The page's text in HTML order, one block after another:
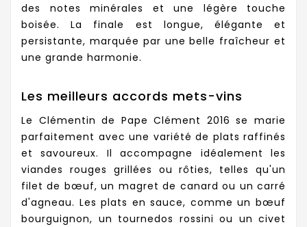
des notes minérales et une légère touche
boisée. La finale est longue, élégante et
persistante, marquée par une belle fraîcheur et
une grande harmonie.
Les meilleurs accords mets-vins
Le Clémentin de Pape Clément 2016 se marie
parfaitement avec une variété de plats raffinés
et savoureux. Il accompagne idéalement les
viandes rouges grillées ou rôties, telles qu'un
filet de bœuf, un magret de canard ou un carré
d'agneau. Les plats en sauce, comme un bœuf
bourguignon, un tournedos rossini ou un civet